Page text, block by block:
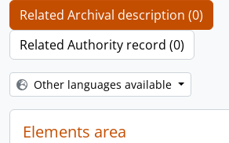
Related Archival description (0)
Related Authority record (0)
Other languages available
Elements area